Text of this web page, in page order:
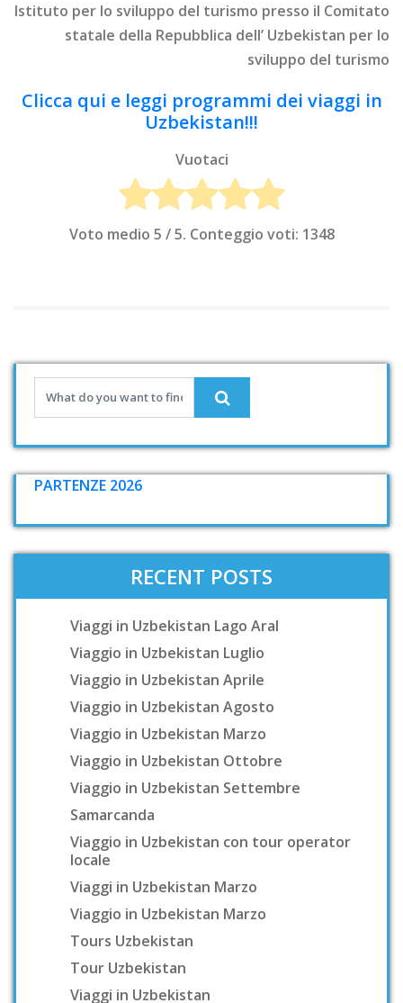
Istituto per lo sviluppo del turismo presso il Comitato
statale della Repubblica dell’ Uzbekistan per lo
sviluppo del turismo
Clicca qui e leggi programmi dei viaggi in
Uzbekistan!!!
Vuotaci
Voto medio 5 / 5. Conteggio voti: 1348
PARTENZE 2026
RECENT POSTS
Viaggi in Uzbekistan Lago Aral
Viaggio in Uzbekistan Luglio
Viaggio in Uzbekistan Aprile
Viaggio in Uzbekistan Agosto
Viaggio in Uzbekistan Marzo
Viaggio in Uzbekistan Ottobre
Viaggio in Uzbekistan Settembre
Samarcanda
Viaggio in Uzbekistan con tour operator
locale
Viaggi in Uzbekistan Marzo
Viaggio in Uzbekistan Marzo
Tours Uzbekistan
Tour Uzbekistan
Viaggi in Uzbekistan